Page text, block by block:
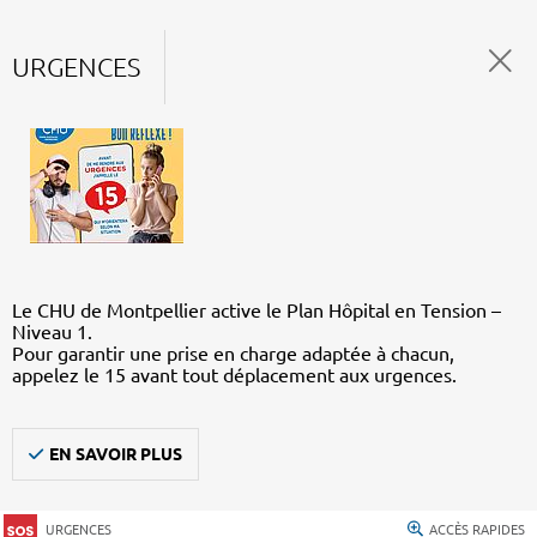
URGENCES
Le CHU de Montpellier active le Plan Hôpital en Tension –
Niveau 1.
Pour garantir une prise en charge adaptée à chacun,
appelez le 15 avant tout déplacement aux urgences.
EN SAVOIR PLUS
URGENCES ACCÈS RAPIDES